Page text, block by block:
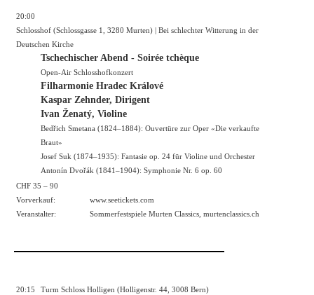
20:00
Schlosshof (Schlossgasse 1, 3280 Murten) | Bei schlechter Witterung in der
Deutschen Kirche
Tschechischer Abend - Soirée tchèque
Open-Air Schlosshofkonzert
Filharmonie Hradec Králové
Kaspar Zehnder, Dirigent
Ivan Ženatý, Violine
Bedřich Smetana (1824–1884): Ouvertüre zur Oper «Die verkaufte
Braut»
Josef Suk (1874–1935): Fantasie op. 24 für Violine und Orchester
Antonín Dvořák (1841–1904): Symphonie Nr. 6 op. 60
CHF 35 – 90
Vorverkauf:
www.seetickets.com
Veranstalter:
Sommerfestspiele Murten Classics, murtenclassics.ch
20:15 Turm Schloss Holligen (Holligenstr. 44, 3008 Bern)